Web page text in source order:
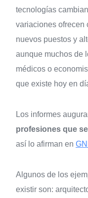
tecnologías
variaciones ofrecen
nuevos puestos y
aunque muchos de
médicos o
que existe hoy en
Los informes
profesiones que
así lo afirman en
Algunos de los
existir son: